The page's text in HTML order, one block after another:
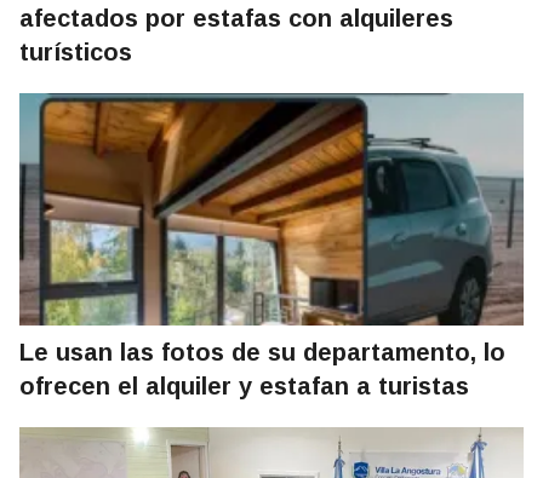
afectados por estafas con alquileres
turísticos
Le usan las fotos de su departamento, lo
ofrecen el alquiler y estafan a turistas